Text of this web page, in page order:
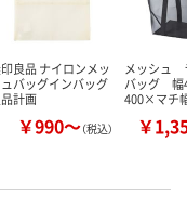
良品 ナイロンメッ
バッグインバッグ
品計画
￥990～（税込）
メッシュ
バッグ 幅
400×マチ
￥